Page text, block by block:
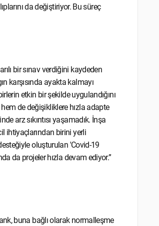
da değiştiriyor. Bu süreç
bir sınav verdiğini kaydeden
karşısında ayakta kalmayı
etkin bir şekilde uygulandığını
de değişikliklere hızla adapte
arz sıkıntısı yaşamadık. İnşa
ihtiyaçlarından birini yerli
oluşturulan 'Covid-19
da projeler hızla devam ediyor.”
buna bağlı olarak normalleşme